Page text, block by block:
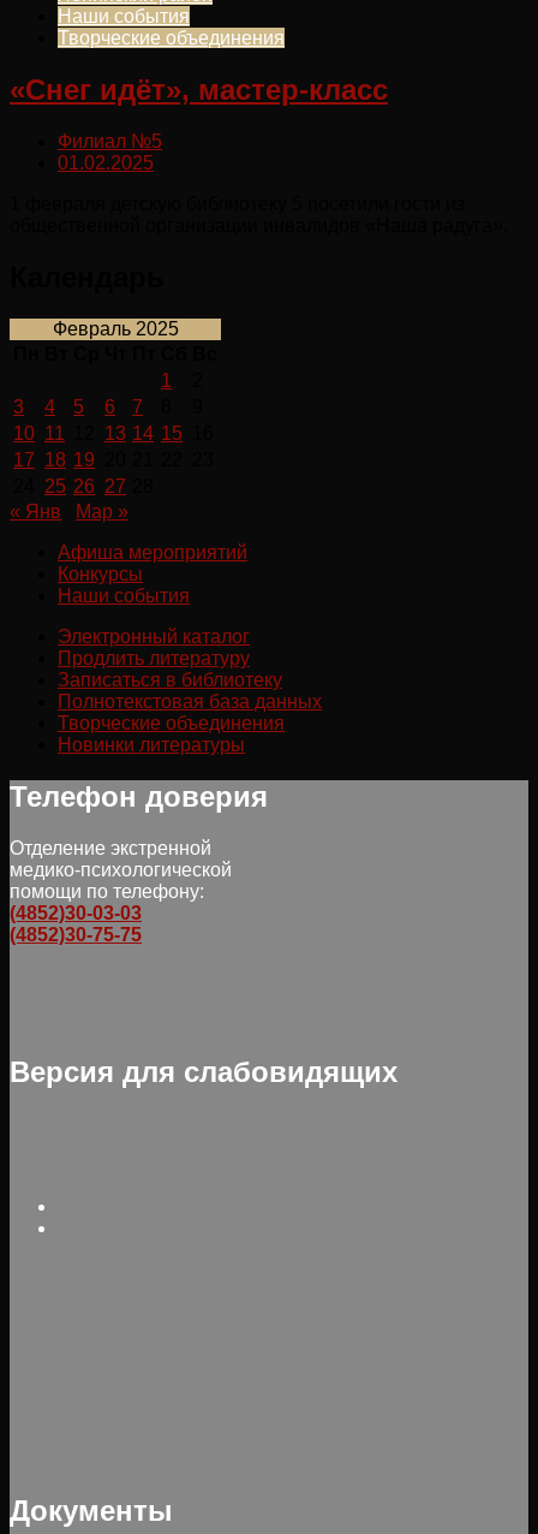
Наши события
Творческие объединения
«Снег идёт», мастер-класс
Филиал №5
01.02.2025
Февраль 2025
1
3
4 5 6 7
10 11 13 14 15
17 18 19
25 26 27
« Янв
Мар »
Афиша мероприятий
Конкурсы
Наши события
Электронный каталог
Продлить литературу
Записаться в библиотеку
Полнотекстовая база данных
Творческие объединения
Новинки литературы
Телефон доверия
Отделение экстренной
медико-психологической
помощи по телефону:
(4852)30-03-03
(4852)30-75-75
Версия для слабовидящих
Документы